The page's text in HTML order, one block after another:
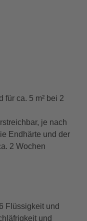
für ca. 5 m² bei 2
je nach
Endhärte und der
2 Wochen
Flüssigkeit und
und